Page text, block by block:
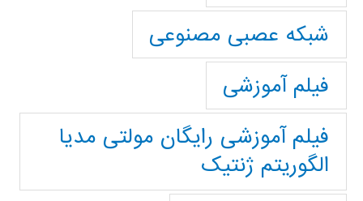
شبکه عصبی مصنوعی
فیلم آموزشی
فیلم آموزشی رایگان مولتی مدیا
الگوریتم ژنتیک